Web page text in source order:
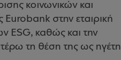
κοινωνικών και
Eurobank στην εταιρική
ESG, καθώς και την
τη θέση της ως ηγέτη